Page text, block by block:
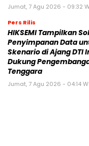
Jumat, 7 Agu 2026 - 09:32
Pers Rilis
HIKSEMI Tampilkan
Penyimpanan Data
Skenario di Ajang DTI
Dukung
Tenggara
Jumat, 7 Agu 2026 - 04:14